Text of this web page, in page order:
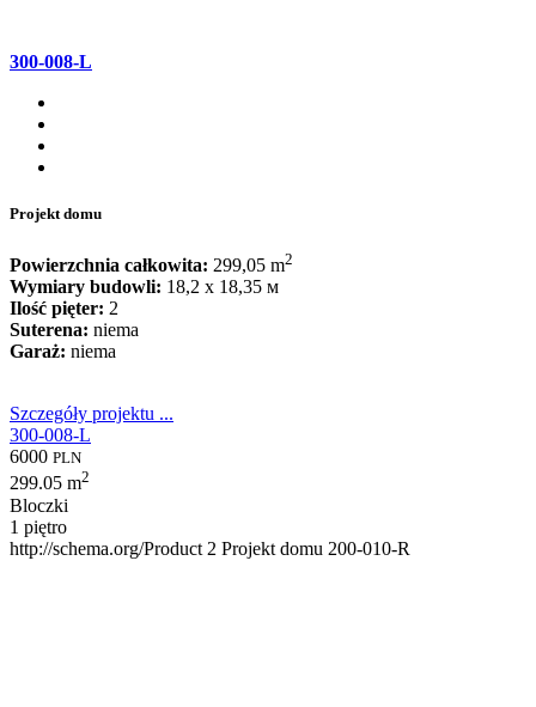
300-008-L
Projekt domu
Powierzchnia całkowita: 299,05 m2
Wymiary budowli: 18,2 x 18,35 м
Ilość pięter: 2
Suterena: niema
Garaż: niema
Szczegóły projektu ...
300-008-L
6000 PLN
299.05 m2
Bloczki
1 piętro
http://schema.org/Product 2 Projekt domu 200-010-R